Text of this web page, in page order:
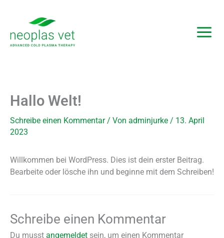
Hallo Welt!
Schreibe einen Kommentar / Von adminjurke / 13. April
2023
Willkommen bei WordPress. Dies ist dein erster Beitrag.
Bearbeite oder lösche ihn und beginne mit dem Schreiben!
Schreibe einen Kommentar
Du musst angemeldet sein, um einen Kommentar